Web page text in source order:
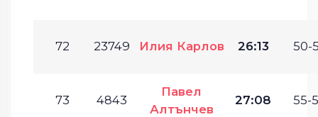
72 23749 Илия Карлов 26:13 50-
73 4843
Павел
Алтънчев
27:08 55-